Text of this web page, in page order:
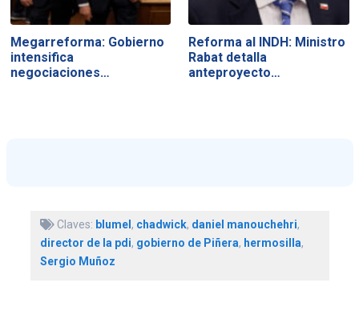
Megarreforma: Gobierno
intensifica
negociaciones…
Reforma al INDH: Ministro
Rabat detalla
anteproyecto…
Claves: blumel, chadwick, daniel manouchehri,
director de la pdi, gobierno de Piñera, hermosilla,
Sergio Muñoz